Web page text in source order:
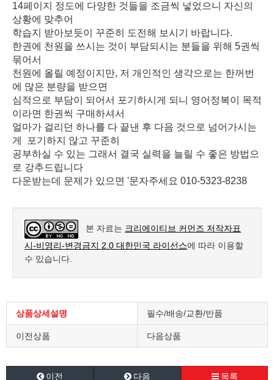
14페이지 정도에 다양한 것들을 조금씩 넣었으니 자신의
상황에 맞추어
학습지 받아보듯이 꾸준히 도전해 보시기 바랍니다.
한권에 천원을 쓰시는 것이 부담되시는 분들을 위해 5권씩
묶어서
천원에 올릴 예정이지만, 저 개인적인 생각으로는 한꺼번
에 많은 분량을 받으면
심적으로 부담이 되어서 포기하시게 되니 영어정복이 목적
이라면 한권씩 구매하셔서
얼마가 걸리던 하나를 다 끝낸 후 다음 것으로 넘어가시는
게 포기하지 않고 꾸준히
공부하실 수 있는 그래서 결국 실력을 늘릴 수 좋은 방법으
로 강추드립니다
다운받는데 문제가 있으면 '문자주세요 010-5323-8238
본 자료는 크리에이티브 커먼즈 저작자표
시-비영리-변경금지 2.0 대한민국 라이선스에 따라 이용할
수 있습니다.
상품상세설명 필수/배송/교환/반품
이전상품 다음상품
이전 다음 목록